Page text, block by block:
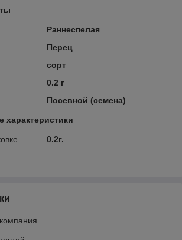
Раннеспелая
Перец
сорт
0.2 г
Посевной (семена)
характеристики
0.2г.